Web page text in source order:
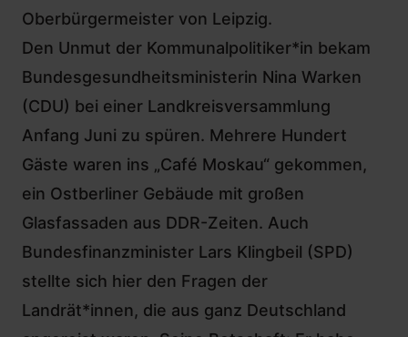
Oberbürgermeister von Leipzig.
Den Unmut der Kommunalpolitiker*in bekam
Bundesgesundheitsministerin Nina Warken
(CDU) bei einer Landkreisversammlung
Anfang Juni zu spüren. Mehrere Hundert
Gäste waren ins „Café Moskau“ gekommen,
ein Ostberliner Gebäude mit großen
Glasfassaden aus DDR-Zeiten. Auch
Bundesfinanzminister Lars Klingbeil (SPD)
stellte sich hier den Fragen der
Landrät*innen, die aus ganz Deutschland